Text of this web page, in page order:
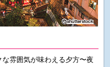
雰囲気が味わえる夕方〜夜